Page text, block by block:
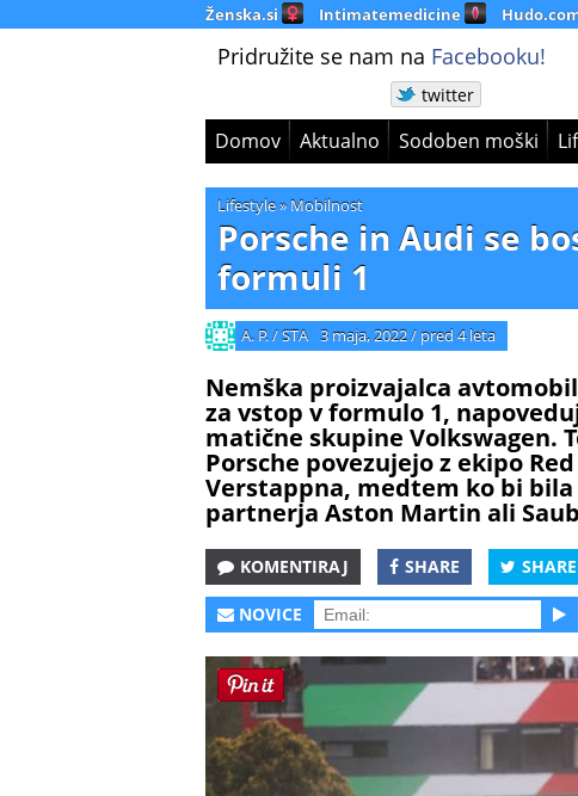
Ženska.si Intimatemedicine
Pridružite se nam na Facebooku!
twitter
Domov Aktualno Sodoben moški
Lifestyle» Mobilnost
Porsche in Audi se
formuli 1
A. P. / STA 3 maja, 2022/ pred 4 leta
Nemška proizvajalca
za vstop v formulo 1,
matične skupine Volkswagen.
Porsche povezujejo z ekipo
Verstappna, medtem ko bi
partnerja Aston Martin ali
KOMENTIRAJ SHARE SHARE
NOVICE